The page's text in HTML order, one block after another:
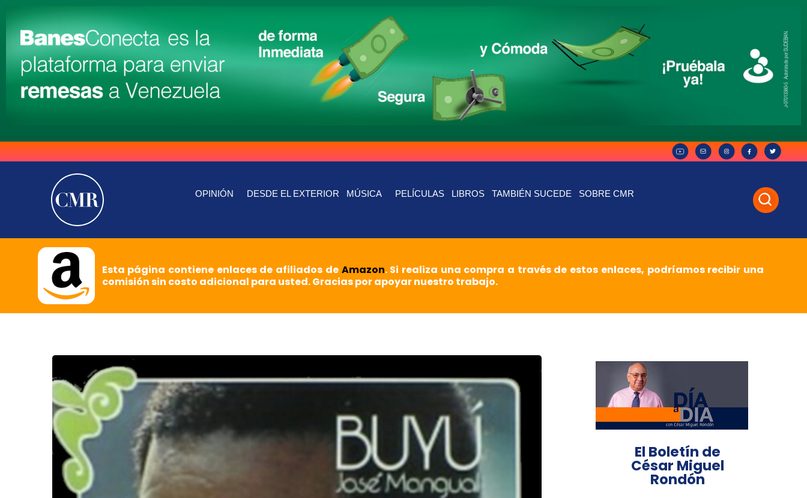
OPINIÓN DESDE EL EXTERIOR MÚSICA PELÍCULAS LIBROS TAMBIÉN SUCEDE SOBRE CMR
Esta página contiene enlaces de afiliados de Amazon. Si realiza una compra a través de estos enlaces, podríamos recibir una
comisión sin costo adicional para usted. Gracias por apoyar nuestro trabajo.
El Boletín de
César Miguel
Rondón